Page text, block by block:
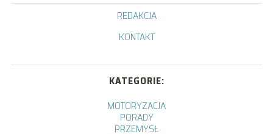
REDAKCJA
KONTAKT
KATEGORIE:
MOTORYZACJA
PORADY
PRZEMYSŁ